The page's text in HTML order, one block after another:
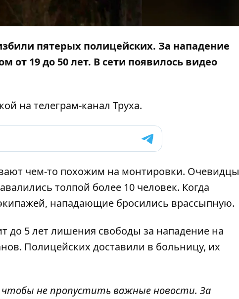
пятерых полицейских. За нападение
19 до 50 лет. В сети появилось видео
на телеграм-канал Труха.
чем-то похожим на монтировки. Очевидцы
толпой более 10 человек. Когда
нападающие бросились врассыпную.
до 5 лет лишения свободы за нападение на
Полицейских доставили в больницу, их
чтобы не пропустить важные новости. За